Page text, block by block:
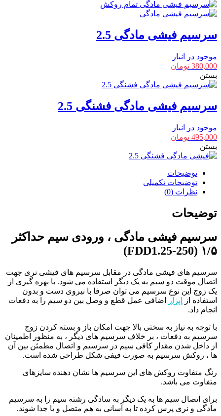
سرسیم فیشی مادگی 2.5
موجود در انبار
380,000 تومان
بستن
سرسیم فیشی مادگی فشنگی 2.5
موجود در انبار
495,000 تومان
بستن
توضیحات
توضیحات تکمیلی
نظرات (0)
توضیحات
سرسیم فیشی مادگی ، ورودی سیم حداکثر
۱/۵ (FDD1.25-250)
سرسیم های فیشی مادگی در مقابل سرسیم های فیشی نری جهت
اتصال موقت دو سیم به یک دیگر استفاده می شود. با بهره گیری از
یک زوج این نوع سرسیم می توان صرفا با نیروی دست و بدون
استفاده از
ابزار
اضافی عمل قطع و وصل بین دو سیم را به دفعات
انجام داد.
با توجه به نیاز به سختی بالا جهت امکان باز و بسته کردن زوج
سرسیم به دفعات ، بر خلاف سرسیم های دیگر ، به منظور اطمینان
از داخل شدن مقدار کافی سیم در سرسیم و اتصال مطمئن بین آن
ها ، روکش سرسیم به صورت قیفی شکل طراحی شده است.
رنگ متفاوت روکش های این سرسیم ها نشان دهنده سایزهای
متفاوت می باشد.
برای اتصال سیم ها به یک دیگر به سادگی رشته سیم را به سرسیم
مادگی و نری پرس کرده تا به آسانی به هم متصل و یا جدا شوند.